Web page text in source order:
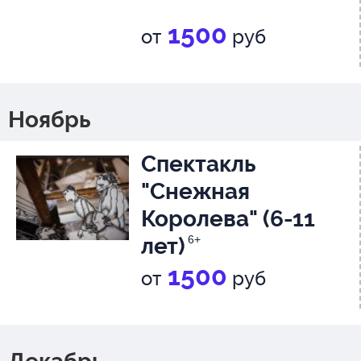
от 1500 руб
Ноябрь
Спектакль
"Снежная
Королева" (6-11
лет) 6+
от 1500 руб